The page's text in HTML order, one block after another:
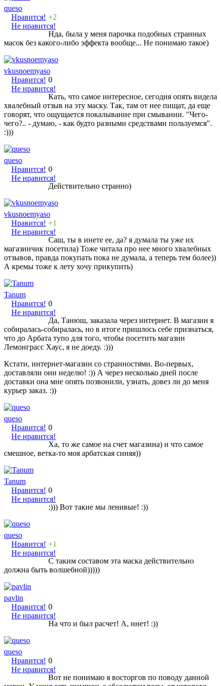
queso
Нравится!
Не нравится!
+2
Нда, была у меня парочка подобных странных
масок без какого-либо эффекта вообще... Не понимаю такое)
vkusnoemyaso
Нравится!
Не нравится!
0
Кать, что самое интересное, сегодня опять видела
хвалебный отзыв на эту маску. Так, там от нее пищат, да еще
говорят, что ощущается покалывание при смывании. "Чего-
чего?.. - думаю, - как будто разными средствами пользуемся".
:)))
queso
Нравится!
Не нравится!
0
Действительно странно)
vkusnoemyaso
Нравится!
Не нравится!
+1
Саш, ты в инете ее, да? я думала ты уже их
магазинчик посетила) Тоже читала про нее много хвалебных
отзывов, правда покупать пока не думала, а теперь тем более))
А кремы тоже к лету хочу прикупить)
Tanum
Нравится!
Не нравится!
0
Да, Танюш, заказала через интернет. В магазин я
собиралась-собиралась, но в итоге пришлось себе признаться,
что до Арбата тупо для того, чтобы посетить магазин
Лемонграсс Хаус, я не доеду. :)))
Кстати, интернет-магазин со странностями. Во-первых,
доставляли они неделю! :)) А через несколько дней после
доставки она мне опять позвонили, узнать, довез ли до меня
курьер заказ. :))
queso
Нравится!
Не нравится!
0
Ха, то же самое на счет магазина) и что самое
смешное, ветка-то моя арбатская синяя))
Tanum
Нравится!
Не нравится!
0
:))) Вот такие мы ленивые! :))
queso
Нравится!
Не нравится!
+1
С таким составом эта маска действительно
должна быть волшебной)))))
pavlin
Нравится!
Не нравится!
0
На что и был расчет! А, ннет! :))
queso
Нравится!
Не нравится!
0
Вот не понимаю я восторгов по поводу данной